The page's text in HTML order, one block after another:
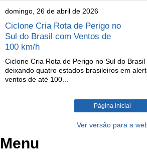
domingo, 26 de abril de 2026
Ciclone Cria Rota de Perigo no
Sul do Brasil com Ventos de
100 km/h
Ciclone Cria Rota de Perigo no Sul do
deixando quatro estados brasileiros em
ventos de até 100...
Página inicial
Ver versão para a
Menu